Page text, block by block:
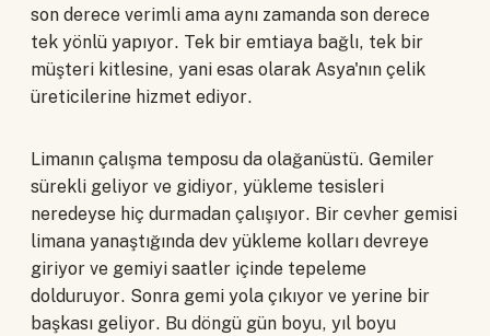
son derece verimli ama aynı zamanda son derece
tek yönlü yapıyor. Tek bir emtiaya bağlı, tek bir
müşteri kitlesine, yani esas olarak Asya'nın çelik
üreticilerine hizmet ediyor.
Limanın çalışma temposu da olağanüstü. Gemiler
sürekli geliyor ve gidiyor, yükleme tesisleri
neredeyse hiç durmadan çalışıyor. Bir cevher gemisi
limana yanaştığında dev yükleme kolları devreye
giriyor ve gemiyi saatler içinde tepeleme
dolduruyor. Sonra gemi yola çıkıyor ve yerine bir
başkası geliyor. Bu döngü gün boyu, yıl boyu